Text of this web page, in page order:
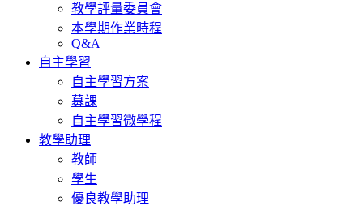
教學評量委員會
本學期作業時程
Q&A
自主學習
自主學習方案
募課
自主學習微學程
教學助理
教師
學生
優良教學助理